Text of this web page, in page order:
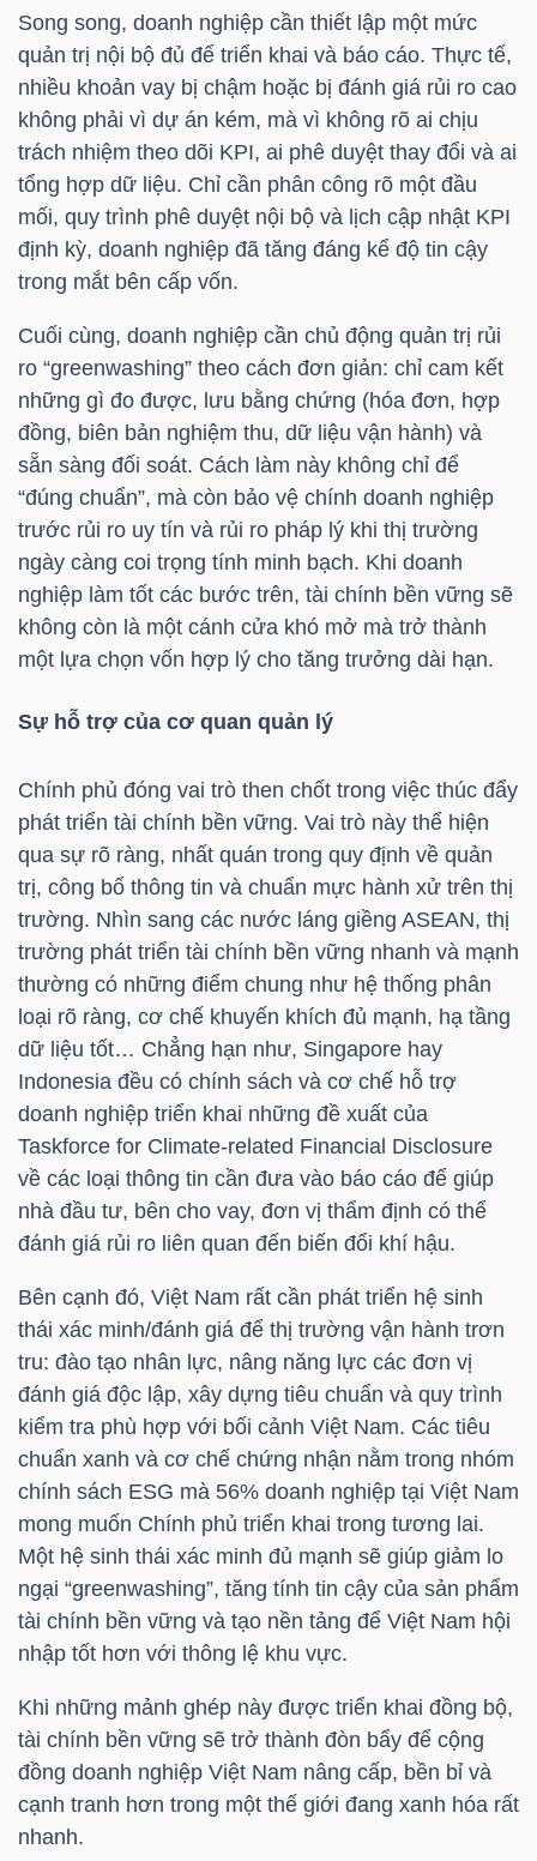
Song song, doanh nghiệp cần thiết lập một mức
quản trị nội bộ đủ để triển khai và báo cáo. Thực tế,
nhiều khoản vay bị chậm hoặc bị đánh giá rủi ro cao
không phải vì dự án kém, mà vì không rõ ai chịu
trách nhiệm theo dõi KPI, ai phê duyệt thay đổi và ai
tổng hợp dữ liệu. Chỉ cần phân công rõ một đầu
mối, quy trình phê duyệt nội bộ và lịch cập nhật KPI
định kỳ, doanh nghiệp đã tăng đáng kể độ tin cậy
trong mắt bên cấp vốn.
Cuối cùng, doanh nghiệp cần chủ động quản trị rủi
ro “greenwashing” theo cách đơn giản: chỉ cam kết
những gì đo được, lưu bằng chứng (hóa đơn, hợp
đồng, biên bản nghiệm thu, dữ liệu vận hành) và
sẵn sàng đối soát. Cách làm này không chỉ để
“đúng chuẩn”, mà còn bảo vệ chính doanh nghiệp
trước rủi ro uy tín và rủi ro pháp lý khi thị trường
ngày càng coi trọng tính minh bạch. Khi doanh
nghiệp làm tốt các bước trên, tài chính bền vững sẽ
không còn là một cánh cửa khó mở mà trở thành
một lựa chọn vốn hợp lý cho tăng trưởng dài hạn.
Sự hỗ trợ của cơ quan quản lý
Chính phủ đóng vai trò then chốt trong việc thúc đẩy
phát triển tài chính bền vững. Vai trò này thể hiện
qua sự rõ ràng, nhất quán trong quy định về quản
trị, công bố thông tin và chuẩn mực hành xử trên thị
trường. Nhìn sang các nước láng giềng ASEAN, thị
trường phát triển tài chính bền vững nhanh và mạnh
thường có những điểm chung như hệ thống phân
loại rõ ràng, cơ chế khuyến khích đủ mạnh, hạ tầng
dữ liệu tốt… Chẳng hạn như, Singapore hay
Indonesia đều có chính sách và cơ chế hỗ trợ
doanh nghiệp triển khai những đề xuất của
Taskforce for Climate-related Financial Disclosure
về các loại thông tin cần đưa vào báo cáo để giúp
nhà đầu tư, bên cho vay, đơn vị thẩm định có thể
đánh giá rủi ro liên quan đến biến đổi khí hậu.
Bên cạnh đó, Việt Nam rất cần phát triển hệ sinh
thái xác minh/đánh giá để thị trường vận hành trơn
tru: đào tạo nhân lực, nâng năng lực các đơn vị
đánh giá độc lập, xây dựng tiêu chuẩn và quy trình
kiểm tra phù hợp với bối cảnh Việt Nam. Các tiêu
chuẩn xanh và cơ chế chứng nhận nằm trong nhóm
chính sách ESG mà 56% doanh nghiệp tại Việt Nam
mong muốn Chính phủ triển khai trong tương lai.
Một hệ sinh thái xác minh đủ mạnh sẽ giúp giảm lo
ngại “greenwashing”, tăng tính tin cậy của sản phẩm
tài chính bền vững và tạo nền tảng để Việt Nam hội
nhập tốt hơn với thông lệ khu vực.
Khi những mảnh ghép này được triển khai đồng bộ,
tài chính bền vững sẽ trở thành đòn bẩy để cộng
đồng doanh nghiệp Việt Nam nâng cấp, bền bỉ và
cạnh tranh hơn trong một thế giới đang xanh hóa rất
nhanh.
cáo
phân
tích
(-)
Thuật
ngữ
(-)
Dịch
vụ
(-)
Đào
tạo
Sách
chính
Công
cụ
đầu
tư
Truyền
thông
tài
Dữ
liệu
tài
chính